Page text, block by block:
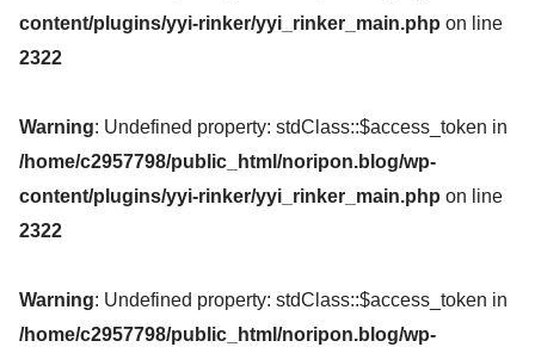
content/plugins/yyi-rinker/yyi_rinker_main.php on line
2322
Warning: Undefined property: stdClass::$access_token in
/home/c2957798/public_html/noripon.blog/wp-
content/plugins/yyi-rinker/yyi_rinker_main.php on line
2322
Warning: Undefined property: stdClass::$access_token in
/home/c2957798/public_html/noripon.blog/wp-